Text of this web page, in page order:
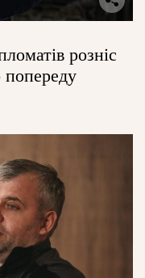
розніс